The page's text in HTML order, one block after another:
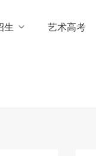
生 艺术高考